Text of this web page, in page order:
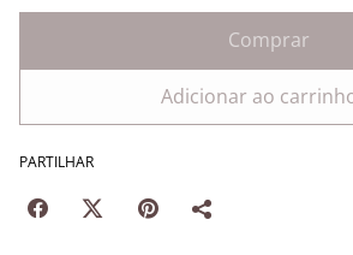
Comprar
Adicionar ao
PARTILHAR